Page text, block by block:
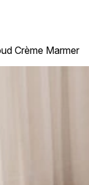
Crème Marmer
gebruiker en